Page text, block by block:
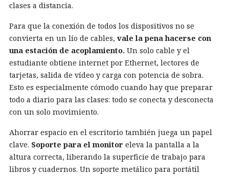
clases a distancia.
Para que la conexión de todos los dispositivos no se
convierta en un lío de cables, vale la pena hacerse con
una estación de acoplamiento. Un solo cable y el
estudiante obtiene internet por Ethernet, lectores de
tarjetas, salida de vídeo y carga con potencia de sobra.
Esto es especialmente cómodo cuando hay que preparar
todo a diario para las clases: todo se conecta y desconecta
con un solo movimiento.
Ahorrar espacio en el escritorio también juega un papel
clave. Soporte para el monitor eleva la pantalla a la
altura correcta, liberando la superficie de trabajo para
libros y cuadernos. Un soporte metálico para portátil